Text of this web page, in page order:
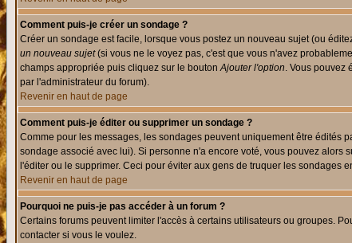
Comment puis-je créer un sondage ?
Créer un sondage est facile, lorsque vous postez un nouveau sujet (ou
un nouveau sujet(si vous ne le voyez pas, c'est que vous n'avez
champs appropriée puis cliquez sur le boutonAjouter l'option. Vous pouvez
par l'administrateur du forum).
Revenir en haut de page
Comment puis-je éditer ou supprimer un sondage ?
Comme pour les messages, les sondages peuvent uniquement être édités
sondage associé avec lui). Si personne n'a encore voté, vous pouvez
l'éditer ou le supprimer. Ceci pour éviter aux gens de truquer les sondages
Revenir en haut de page
Pourquoi ne puis-je pas accéder à un forum ?
Certains forums peuvent limiter l'accès à certains utilisateurs ou groupes.
contacter si vous le voulez.